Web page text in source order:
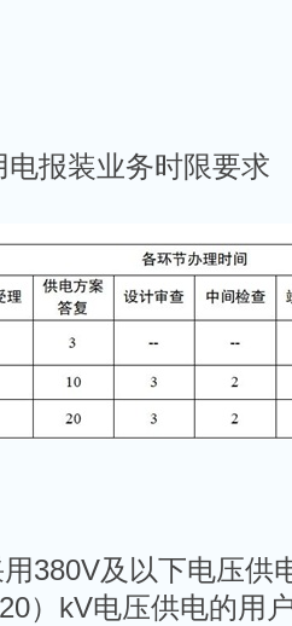
报装业务时限要求
380V及以下电压供
）kV电压供电的用